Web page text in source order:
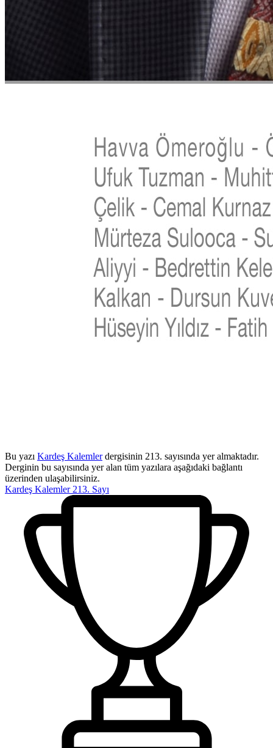
Bu yazı Kardeş Kalemlerdergisinin 213. sayısında yer almaktadır.
Derginin bu sayısında yer alan tüm yazılara aşağıdaki bağlantı
üzerinden ulaşabilirsiniz.
Kardeş Kalemler 213. Sayı